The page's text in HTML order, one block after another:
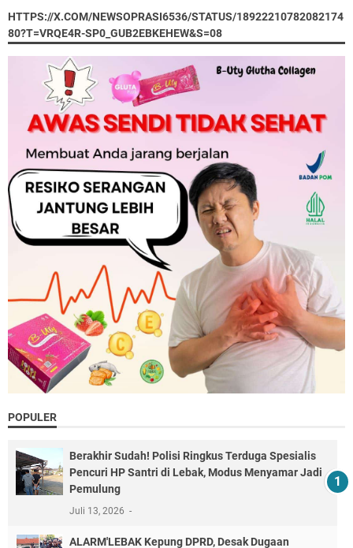
HTTPS://X.COM/NEWSOPRASI6536/STATUS/18922210782082174
80?T=VRQE4R-SP0_GUB2EBKEHEW&S=08
POPULER
Berakhir Sudah! Polisi Ringkus Terduga Spesialis
Pencuri HP Santri di Lebak, Modus Menyamar Jadi
Pemulung
Juli 13, 2026
ALARM'LEBAK Kepung DPRD, Desak Dugaan